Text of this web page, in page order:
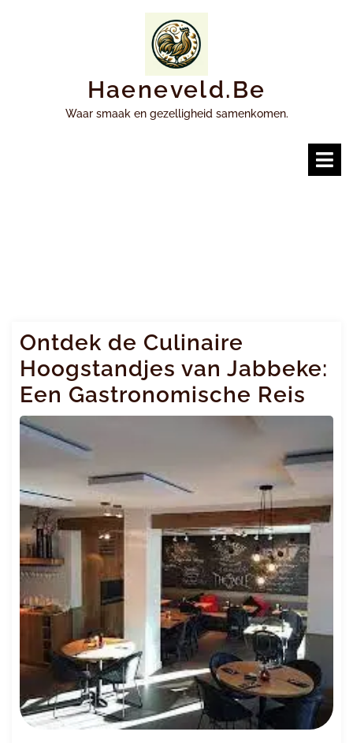
Haeneveld.be
Waar smaak en gezelligheid samenkomen.
Ontdek de Culinaire
Hoogstandjes van Jabbeke:
Een Gastronomische Reis